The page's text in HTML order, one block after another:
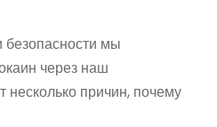
безопасности мы
через наш
причин, почему